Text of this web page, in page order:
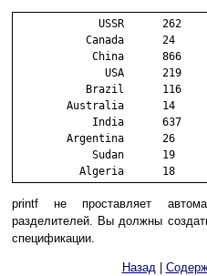
             USSR      262
           Canada      24
            China      866
              USA      219
           Brazil      116
        Australia      14
            India      637
        Argentina      26
            Sudan      19
          Algeria      18
printf не проставляет
разделителей. Вы должны
спецификации.
Назад|